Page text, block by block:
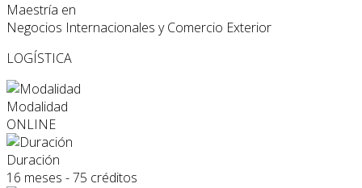
Maestría en
Negocios Internacionales y Comercio Exterior
LOGÍSTICA
Modalidad
ONLINE
Duración
16 meses - 75 créditos